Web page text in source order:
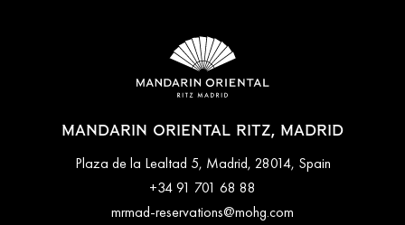
MANDARIN ORIENTAL RITZ, MADRID
Plaza de la Lealtad 5, Madrid, 28014, Spain
+34 91 701 68 88
mrmad-reservations@mohg.com